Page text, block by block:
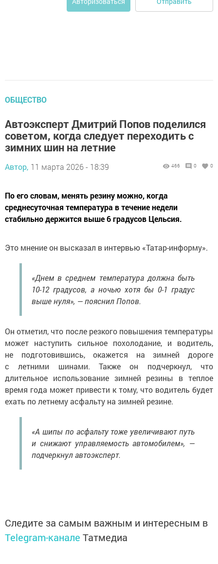
ОБЩЕСТВО
Автоэксперт Дмитрий Попов поделился
советом, когда следует переходить с
зимних шин на летние
Автор, 11 марта 2026 - 18:39 466 0 0
По его словам, менять резину можно, когда
среднесуточная температура в течение недели
стабильно держится выше 6 градусов Цельсия.
Это мнение он высказал в интервью «Татар-информу».
«Днем в среднем температура должна быть
10-12 градусов, а ночью хотя бы 0-1 градус
выше нуля», — пояснил Попов.
Он отметил, что после резкого повышения температуры
может наступить сильное похолодание, и водитель,
не подготовившись, окажется на зимней дороге
с летними шинами. Также он подчеркнул, что
длительное использование зимней резины в теплое
время года может привести к тому, что водитель будет
ехать по летнему асфальту на зимней резине.
«А шипы по асфальту тоже увеличивают путь
и снижают управляемость автомобилем», —
подчеркнул автоэксперт.
Следите за самым важным и интересным в
Telegram-канале Татмедиа